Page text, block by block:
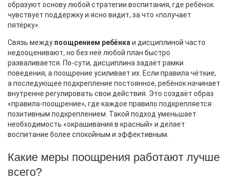
образуют основу любой стратегии воспитания, где ребёнок
чувствует поддержку и ясно видит, за что «получает
пятёрку».
Связь между поощрением ребёнка и дисциплиной часто
недооценивают, но без неё любой план быстро
разваливается. По‑сути, дисциплина задаёт рамки
поведения, а поощрение усиливает их. Если правила чёткие,
а последующее подкрепление постоянное, ребёнок начинает
внутренне регулировать свои действия. Это создаёт образ
«правила‑поощрение», где каждое правило подкрепляется
позитивным подкреплением . Такой подход уменьшает
необходимость «окрашивания в красный» и делает
воспитание более спокойным и эффективным.
Какие меры поощрения работают лучше
всего?